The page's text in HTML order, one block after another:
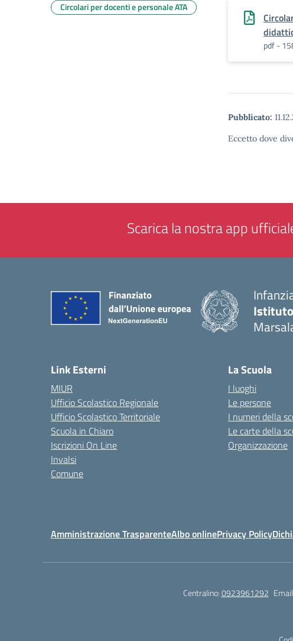
pdf -
Pubblicato:
Eccetto dove
Circolari per docenti e personale ATA
Scarica la nostra app
Link Esterni
MIUR
Ufficio Scolastico Regionale
Ufficio Scolastico Territoriale
Scuola in Chiaro
Iscrizioni On Line
Invalsi
Comune
La Scuola
I luoghi
Le persone
I numeri della
Le carte della
Organizzazione
Amministrazione TrasparenteAlbo onlinePrivacy Policy
Centralino:0923961292